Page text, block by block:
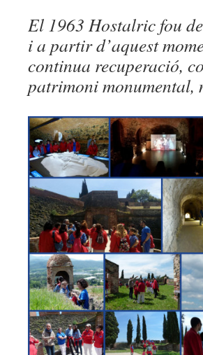
El 1963 Hostalric fou
i a partir d’aquest
continua recuperació,
patrimoni monumental,